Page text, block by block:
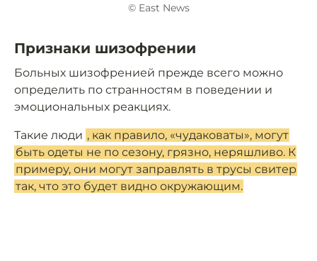
© East News
Признаки шизофрении
Больных шизофренией прежде всего можно
определить по странностям в поведении и
эмоциональных реакциях.
Такие люди , как правило, «чудаковаты», могут
быть одеты не по сезону, грязно, неряшливо. К
примеру, они могут заправлять в трусы свитер
так, что это будет видно окружающим.